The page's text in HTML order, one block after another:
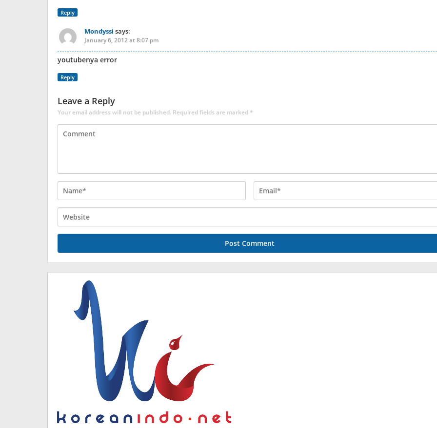
Reply
Mondyssi says:
January 6, 2012 at 8:07 pm
youtubenya error
Reply
Leave a Reply
Your email address will not be published. Required fields are marked*